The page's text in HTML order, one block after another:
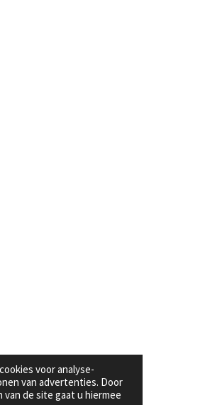
voor analyse-
van advertenties. Door
de site gaat u hiermee